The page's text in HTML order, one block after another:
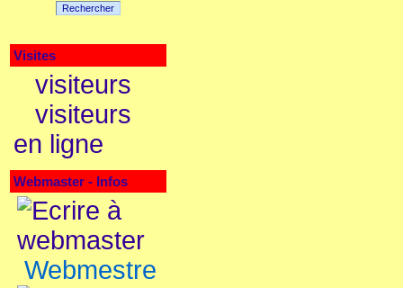
Rechercher
Visites
visiteurs
visiteurs
en ligne
Webmaster - Infos
Webmestre